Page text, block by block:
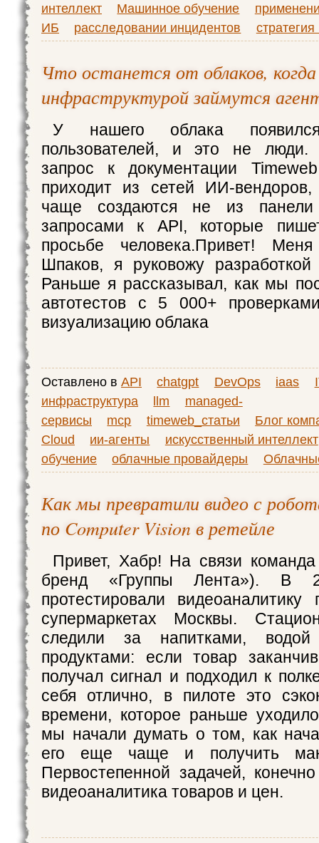
интеллект
Машинное обучение
ИБ
расследовании инцидентов
Что останется от облаков, когда
инфраструктурой займутся
У нашего облака
пользователей, и это не люди.
запрос к документации
приходит из сетей ИИ-
чаще создаются не из панели
запросами к API, которые
просьбе человека.Привет!
Шпаков, я руковожу
Раньше я рассказывал, как мы
автотестов с 5 000+
визуализацию облака
Оставлено в API chatgpt DevOps iaas
инфраструктура
llm
managed-
сервисы
mcp timeweb_статьи
Блог
Cloud
ии-агенты
искусственный интеллект
обучение
облачные провайдеры
Как мы превратили видео с
по Computer Vision в ретейле
Привет, Хабр! На связи
бренд «Группы Лента»). В
протестировали
супермаркетах Москвы.
следили за напитками,
продуктами: если товар
получал сигнал и подходил к
себя отлично, в пилоте это
времени, которое раньше
мы начали думать о том, как
его еще чаще и получить
Первостепенной задачей,
видеоаналитика товаров и цен.